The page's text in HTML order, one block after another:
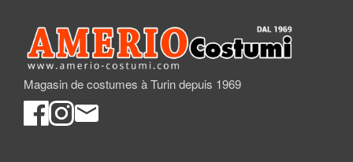
Magasin de costumes à Turin depuis 1969